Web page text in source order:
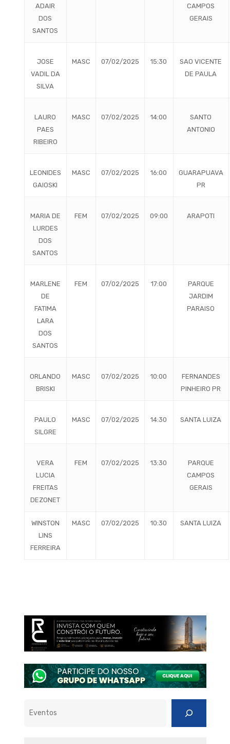
ADAIR
DOS
SANTOS
CAMPOS
GERAIS
JOSE
VADIL DA
SILVA
MASC 07/02/2025 15:30
SAO VICENTE
DE PAULA
LAURO
PAES
RIBEIRO
MASC 07/02/2025 14:00
SANTO
ANTONIO
LEONIDES
GAIOSKI
MASC 07/02/2025 16:00
GUARAPUAVA
PR
MARIA DE
LURDES
DOS
SANTOS
FEM 07/02/2025 09:00 ARAPOTI
MARLENE
DE
FATIMA
LARA
DOS
SANTOS
FEM 07/02/2025 17:00
PARQUE
JARDIM
PARAISO
ORLANDO
BRISKI
MASC 07/02/2025 10:00
FERNANDES
PINHEIRO PR
PAULO
SILGRE
MASC 07/02/2025 14:30 SANTA LUIZA
VERA
LUCIA
FREITAS
DEZONET
FEM 07/02/2025 13:30
PARQUE
CAMPOS
GERAIS
WINSTON
LINS
FERREIRA
MASC 07/02/2025 10:30 SANTA LUIZA